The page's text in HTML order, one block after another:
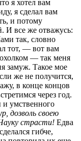
я хотел вам
я сделал вам
и потому
И все же отважусь:
так, словно
тот, — вот вам
— так меня
замуж. Такое мое
же не получится,
в конце концов
через год.
и умственного
дозволь своею
страсти! Едва Мами произнесла эти стихи, как стан ее сделался гибче, походка свободнее, а лицо оживилось; она повторила их еще раз. И вот, отправившись к отцу, она уже держит перед ним речи: поначалу связные, потом осмысленные и, наконец, разумные. Столь великое и быстрое превращение не могло ускользнуть от тех, кого более всего волновало. Поклонники явились без числа; Мами перестала скучать в одиночестве на балах и прогулках; скоро она уже разрушала верные союзы, заставляла ревновать; кругом говорили лишь о ней, восхищались лишь ею. Трудно было полагать, что среди стольких почитателей не отыщется более статного, чем Рике с хохолком; разум, дарованный Мами ее благодетелем, сыграл с ним самим злую шутку. Слова, которые она исправно повторяла, пробудили в ее душе любовь, но, вопреки замыслам автора, не к нему. Она отдала свое сердце самому красивому из воздыхателей, но не самому богатому. Отец с матерью, поняв, что вместе с умом желали дочери несчастья, и не в силах этот ум отнять, пустились читать наставления и остерегать от любви. Но запрещать юной красавице любить — все равно что запрещать дереву зеленеть весною: ее любовь к Араде (так звали юношу) от этого только возросла. Из осторожности она никому не рассказывала, каким путем достался ей разум. Тщеславие мешало ей открыть секрет; и теперь уже доставало ума, чтобы понять, как важно держать в тайне его происхождение. Между тем год, определенный ей Рике с хохолком, чтобы выучиться думать и решиться выйти замуж, истекал; в жестокой тоске ожидала она назначенного срока; самый ум, подмечающий все новые и новые горестные обстоятельства, сделался ей постыл. Она навеки расстанется с возлюбленным, попадет во власть человеку, о котором знает лишь то, что он урод и что это, быть может, не худший из его недостатков; притом она обещала выйти за этого человека замуж в обмен на его дары, а возвращать дары обратно ей не хочется, — таковы были ее мысли. Однажды на прогулке она, отделавшись от остальных, размышляла о горькой своей участи, как вдруг из-под земли до нее донесся сильный гул и голоса, распевавшие хором те самые стихи, каким научил ее Рике с хохолком; она задрожала, предчувствуя беду. И тут земля отверзается, Мами незаметно опускается вниз и видит Рике с хохолком, а вокруг — таких же, как он уродов. Отрадное зрелище для девушки, за которой ухаживали красивейшие юноши страны! Горе оказалось сильней удивления, и она, не говоря ни слова, залилась горючими слезами, не найдя иного употребления уму, дарованному Рике с хохолком. Тот тоже смотрел на нее печально. — Сударыня, — заговорил он, — как нетрудно понять, я вам сейчас отвратительнее даже, чем в первую нашу встречу; наградив вас умом, я погубил сам себя; но ведь вы пока свободны, у вас есть выбор: или выходите за меня замуж, или становитесь такой, как раньше; я могу либо вернуть вас отцу в прежнем виде, либо сделать владычицей всего этого королевства. Я — король гномов, вы станете королевой; и если вам будет угодно простить мою наружность и пожертвовать усладами взора, то в иных усладах у вас не будет недостатка. Я владею всеми земными сокровищами — они ваши; а кто имеет золото и ум и при этом несчастен, тот пусть пеняет на себя. Я боюсь, как бы решение ваше не стало следствием ложной учтивости; я боюсь показаться вам лишним среди всех моих богатств; и если сокровища мои со мною вместе вам не нужны, скажите — я провожу вас далеко отсюда, а здесь я хочу быть вполне счастлив. Даю вам два дня: осмотритесь в моих владениях и решите мою и свою судьбу. Рике с хохолком отвел ее в великолепные покои и удалился; прислуживали ей женщины-гномы, и их безобразие причиняло ей меньше страданий, чем безобразие мужчин. Подали прекрасный обед, но за ним Мами недоставало приятного общества; после обеда была представлена комедия, но уродство актеров мешало увлечься действием. Вечером в ее честь задали бал, но на этом балу ей никому не хотелось понравиться; одним словом, все показалось ей в высшей степени отвратительным, и она бы не колеблясь поблагодарила Рике с хохолком за обещанные сокровища и услады и покинула его, когда бы не угроза снова стать глупой. Она бы с легкостью возвратилась к прежнему бессмыслию, только бы избавиться от ненавистного супруга, — но у нее был возлюбленный, и он бы непременно покинул ее без всякого сожаления. Правда, Араду она теряла и выходя замуж за гнома, — ведь ей бы не пришлось больше встречаться с юношей, беседовать с ним, даже подать о себе весть; он мог заподозрить ее в неверности. Так что мужа, отнявшего у нее все самое дорогое, она бы ненавидела, даже если бы он был красавец: но в довершении всего он был ужасающим уродом. Легко ли принять решение в таких обстоятельствах! Два дня истекли, а она все еще пребывала в нерешительности и сказала гному, что не в силах сделать выбор. — Значит, решение ваше не в мою пользу, — заключил тот. — Что ж, я верну вас в прежнее состояние, которое вы не решаетесь предпочесть. Мами содрогнулась; мысль, что возлюбленный отвернется от нее, пронзила ее такой болью, что девушка отказалась от него сама. — Хорошо, — сказала она гному, — вы решили взять меня в жены, пусть будет по-вашему. Рике с хохолком не заставил долго себя упрашивать; он женился на Мами, и с замужеством ума у нее еще прибавилось — но вместе с умом прибавилось и горя; уродец, которому она отдалась, приводил ее в ужас, она не понимала, как ей прожить рядом с ним еще хотя бы минуту. Гном прекрасно понимал, что жена его ненавидит, и был задет, хотя и хвастал силой своего ума. Отвращение Мами оборачивалось ежечасным упреком в безобразии, он проклинал женщин, брак и собственное любопытство, погнавшее его за пределы своих владений. Нередко он оставлял Мами в одиночестве; а поскольку той ничего не оставалось, кроме как думать, она и подумала, что надо бы Араде своими глазами убедиться в ее постоянстве. Он мог случайно оказаться поблизости — ведь она же забрела сюда; во всяком случае, нужно было дать о себе знать, а исчезновение свое оправдать тем, что ее похитил гном, один вид которого послужит лучшим залогом ее верности. Для умной и любящей женщины нет ничего невозможного. Она подкупила одного гнома, и он передал от нее весточку Араде; по счастью, в ту пору верные возлюбленные еще не перевелись. Арада, забытый Мами, был в отчаянии, но не сердился; обидные подозрения не посещали его ум; он жаловался, угасая, но не позволил себе ни одной мысли, оскорбительной для любимой, и не искал забвения; движимый подобными чувствами, он, как нетрудно представить, отыскал бы Мами даже с опасностью для жизни, когда бы знал, где она и что она не запретила ему приходить. Он пробрался к Мами в подземное королевство, нашел ее, бросился к ее ногам; она отвечала ему разумно и нежно. После долгих уговоров она наконец разрешила ему оставить мир и поселиться под землей, хотя ничего так не желала, как этого его решения. Понемногу Мами повеселела и красота ее стала еще безупречнее, но любящий гном опечалился: он был слишком умен и слишком хорошо знал ненависть жены, чтобы приписать облегчение ее страданий действию привычки. Мами по неосторожности стала надевать украшения; гном знал себе цену и не верил, что может удостоиться подобной чести. Он начал искать и в конце концов обнаружил, что во дворце прячется красивый мужчина; большего ему и не требовалось. Он задумал не просто избавиться от соперника, но изощренно ему отомстить. Призвав Мами, он сказал: — Я не собираюсь тратить время на такие пустяки, как жалобы и упреки — пусть этим занимаются люди; даруя вам разум, я полагал, что стану наслаждаться его плодами: вы же обратили его против меня; но вы исполнили мое условие, и потому я не могу отнять его у вас совсем. Вы не нарушили нашего договора, но все же не вполне строго его соблюдали. Разделим же наши притязания: по ночам вы будете умны, мне не нужна глупая жена, зато днем встречайтесь с кем вам угодно. В тот же миг Мами почувствовала, что ум ее цепенеет, а потом и это ощущение исчезло. Ночью мысли ее проснулись, она обдумала свое несчастье и расплакалась, не смея ни утешиться, ни поискать какую-нибудь хитрость, которую мог подсказать ей просветлевший разум. На следующую ночь, заметив, что муж сладко спит, она подложила ему под нос травку, от которой сон становился крепче и длился столько, сколько было нужно. Она встала, оставила ненавистного гнома и, влекомая грезами, пошла в ту сторону, где жил Арада, не так разыскивая его, как скорее всего льстя себя надеждой, что он сам ее ищет; он оказался в одной из аллей, где они часто встречались прежде, и вопрошал природу об участи любимой. Мами с удовольствием поведала о своих невзгодах, и от рассказа боль ее утихла. На следующую ночь они, не сговариваясь, снова встретились на том же месте, и тайные эти свидания продолжались так долго, что самые их горести обернулись новым, еще не изведанным счастьем; ум и любовь подсказывали Мами тысячи уловок, чтобы оставаться привлекательной — Арада не вспоминал, что вторую половину дня она глупеет. С рассветом Мами шла будить гнома; вернувшись, она тут же убирала подальше снотворные травки. Наступало утро, ум ее исчезал, но она целые дни напролет спала. Это относительное счастье не могло длиться вечно; трава не только усыпляла гнома, но и заставляла его храпеть. Однажды гном-слуга, решив спросонок, что хозяин стонет, прибежал к нему; и вот он видит травки, лежащие у того под носом, и убирает их, думая, что в них-то и есть причина беспокойства: от подобной заботы случилось сразу трое несчастных. Гном хватился жены, как бешеный бросился ее искать; случай или злой рок привел его туда, где влюбленные без устали клялись друг другу в вечной любви; он не произнес ни слова, но, коснувшись волшебной палочкой любовника, он превратил его в точно такого же урода, каким был сам; и Мами, так часто гулявшая с Арадой, перестала отличать его от супруга. Так у нее вдруг оказалось двое мужей вместо одного, и она не знала, кому пожаловаться, боясь принять ненавистного гнома за возлюбленного; впрочем она, должно быть, ничего не потеряла: любовники со временем уже ничем не отличаютс